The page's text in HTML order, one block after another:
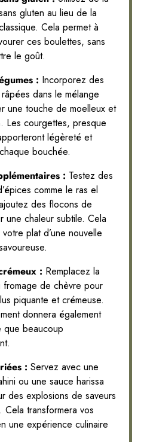
gluten au lieu de la
Cela permet à
ces boulettes, sans
le goût.
: Incorporez des
dans le mélange
une touche de moelleux et
Les courgettes, presque
légèreté et
bouchée.
: Testez des
comme le ras el
des flocons de
une chaleur subtile. Cela
plat d’une nouvelle
: Remplacez la
fromage de chèvre pour
piquante et crémeuse.
donnera également
que beaucoup
: Servez avec une
ou une sauce harissa
des explosions de saveurs
Cela transformera vos
une expérience culinaire